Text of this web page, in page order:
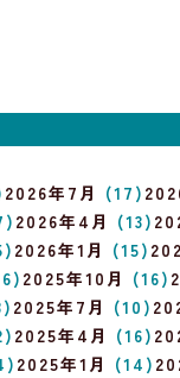
2026年7月 (17)
2026年4月 (13)
2026年1月 (15)
2025年10月 (16)
2025年7月 (10)
2025年4月 (16)
2025年1月 (14)